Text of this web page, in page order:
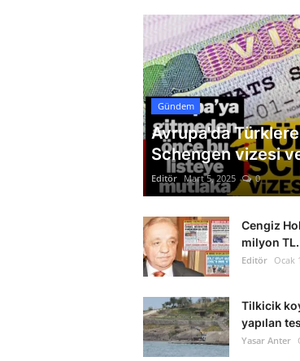
Gündem
Avrupa'da
Schengen vizesi
Editör Mart 5, 2025 0
Cengiz
milyon
Editör Ocak
Tilkicik
yapılan
Yasar Anter